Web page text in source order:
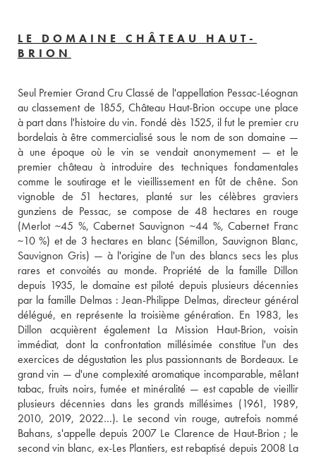
LE DOMAINE CHÂTEAU HAUT-
BRION
Seul Premier Grand Cru Classé de l'appellation Pessac-Léognan
au classement de 1855, Château Haut-Brion occupe une place
à part dans l'histoire du vin. Fondé dès 1525, il fut le premier cru
bordelais à être commercialisé sous le nom de son domaine —
à une époque où le vin se vendait anonymement — et le
premier château à introduire des techniques fondamentales
comme le soutirage et le vieillissement en fût de chêne. Son
vignoble de 51 hectares, planté sur les célèbres graviers
gunziens de Pessac, se compose de 48 hectares en rouge
(Merlot ~45 %, Cabernet Sauvignon ~44 %, Cabernet Franc
~10 %) et de 3 hectares en blanc (Sémillon, Sauvignon Blanc,
Sauvignon Gris) — à l'origine de l'un des blancs secs les plus
rares et convoités au monde. Propriété de la famille Dillon
depuis 1935, le domaine est piloté depuis plusieurs décennies
par la famille Delmas : Jean-Philippe Delmas, directeur général
délégué, en représente la troisième génération. En 1983, les
Dillon acquièrent également La Mission Haut-Brion, voisin
immédiat, dont la confrontation millésimée constitue l'un des
exercices de dégustation les plus passionnants de Bordeaux. Le
grand vin — d'une complexité aromatique incomparable, mêlant
tabac, fruits noirs, fumée et minéralité — est capable de vieillir
plusieurs décennies dans les grands millésimes (1961, 1989,
2010, 2019, 2022…). Le second vin rouge, autrefois nommé
Bahans, s'appelle depuis 2007 Le Clarence de Haut-Brion ; le
second vin blanc, ex-Les Plantiers, est rebaptisé depuis 2008 La